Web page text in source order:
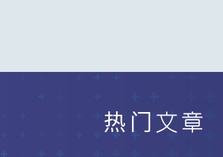
热门文章